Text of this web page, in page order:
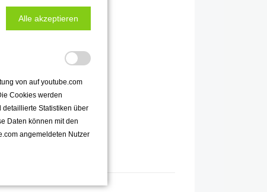
Alle akzeptieren
von auf youtube.com
Cookies werden
detaillierte Statistiken über
Daten können mit den
angemeldeten Nutzer